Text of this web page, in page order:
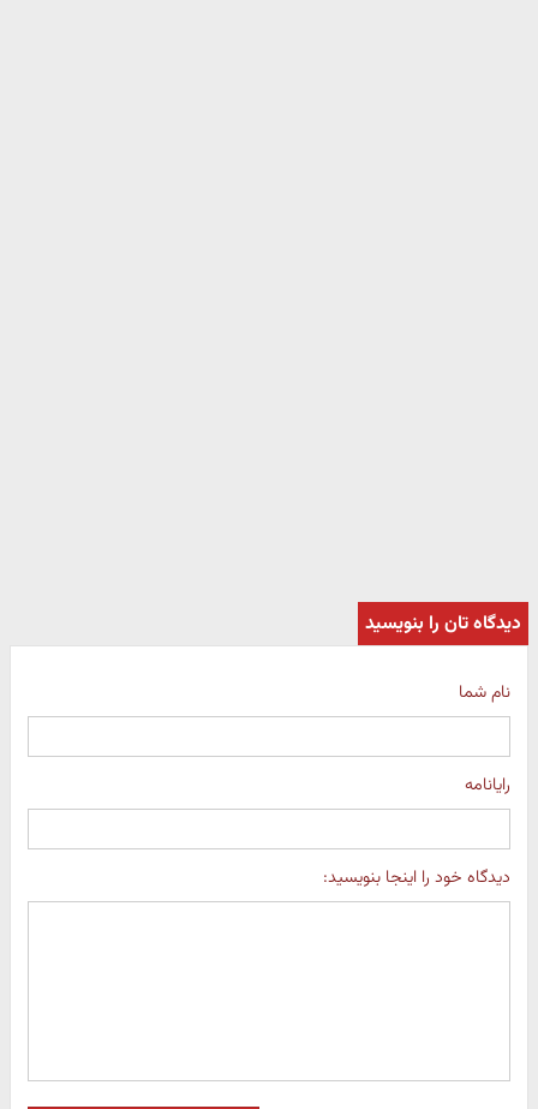
دیدگاه تان را بنویسید
نام شما
رایانامه
دیدگاه خود را اینجا بنویسید: